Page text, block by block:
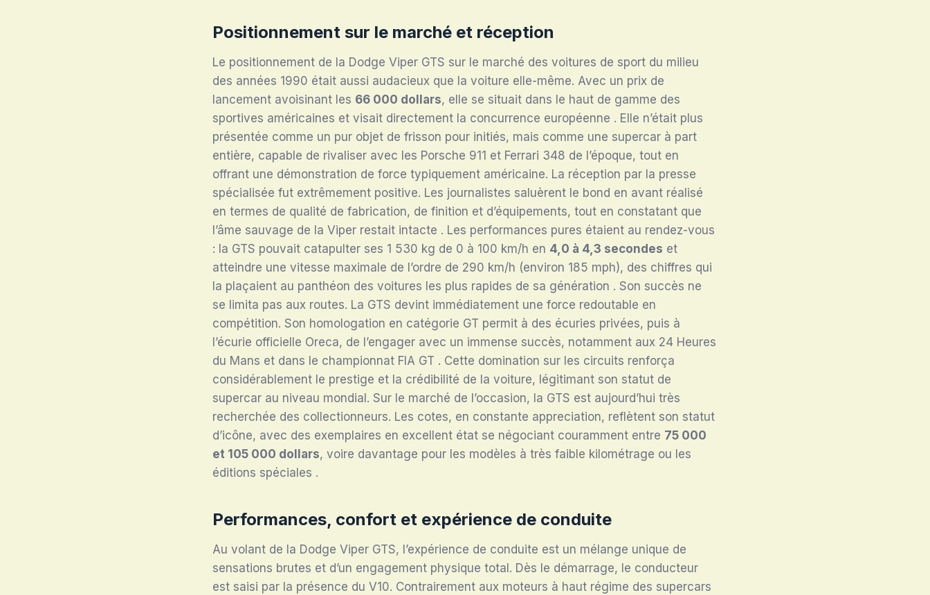
Positionnement sur le marché et réception
Le positionnement de la Dodge Viper GTS sur le marché des voitures de sport du milieu
des années 1990 était aussi audacieux que la voiture elle-même. Avec un prix de
lancement avoisinant les 66 000 dollars, elle se situait dans le haut de gamme des
sportives américaines et visait directement la concurrence européenne . Elle n’était plus
présentée comme un pur objet de frisson pour initiés, mais comme une supercar à part
entière, capable de rivaliser avec les Porsche 911 et Ferrari 348 de l’époque, tout en
offrant une démonstration de force typiquement américaine. La réception par la presse
spécialisée fut extrêmement positive. Les journalistes saluèrent le bond en avant réalisé
en termes de qualité de fabrication, de finition et d’équipements, tout en constatant que
l’âme sauvage de la Viper restait intacte . Les performances pures étaient au rendez-vous
: la GTS pouvait catapulter ses 1 530 kg de 0 à 100 km/h en 4,0 à 4,3 secondes et
atteindre une vitesse maximale de l’ordre de 290 km/h (environ 185 mph), des chiffres qui
la plaçaient au panthéon des voitures les plus rapides de sa génération . Son succès ne
se limita pas aux routes. La GTS devint immédiatement une force redoutable en
compétition. Son homologation en catégorie GT permit à des écuries privées, puis à
l’écurie officielle Oreca, de l’engager avec un immense succès, notamment aux 24 Heures
du Mans et dans le championnat FIA GT . Cette domination sur les circuits renforça
considérablement le prestige et la crédibilité de la voiture, légitimant son statut de
supercar au niveau mondial. Sur le marché de l’occasion, la GTS est aujourd’hui très
recherchée des collectionneurs. Les cotes, en constante appreciation, reflètent son statut
d’icône, avec des exemplaires en excellent état se négociant couramment entre 75 000
et 105 000 dollars, voire davantage pour les modèles à très faible kilométrage ou les
éditions spéciales .
Performances, confort et expérience de conduite
Au volant de la Dodge Viper GTS, l’expérience de conduite est un mélange unique de
sensations brutes et d’un engagement physique total. Dès le démarrage, le conducteur
est saisi par la présence du V10. Contrairement aux moteurs à haut régime des supercars